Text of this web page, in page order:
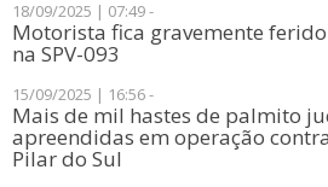
18/09/2025 | 07:49 -
Motorista fica gravemente
na SPV-093
15/09/2025 | 16:56 -
​Mais de mil hastes de palmito
apreendidas em operação
Pilar do Sul